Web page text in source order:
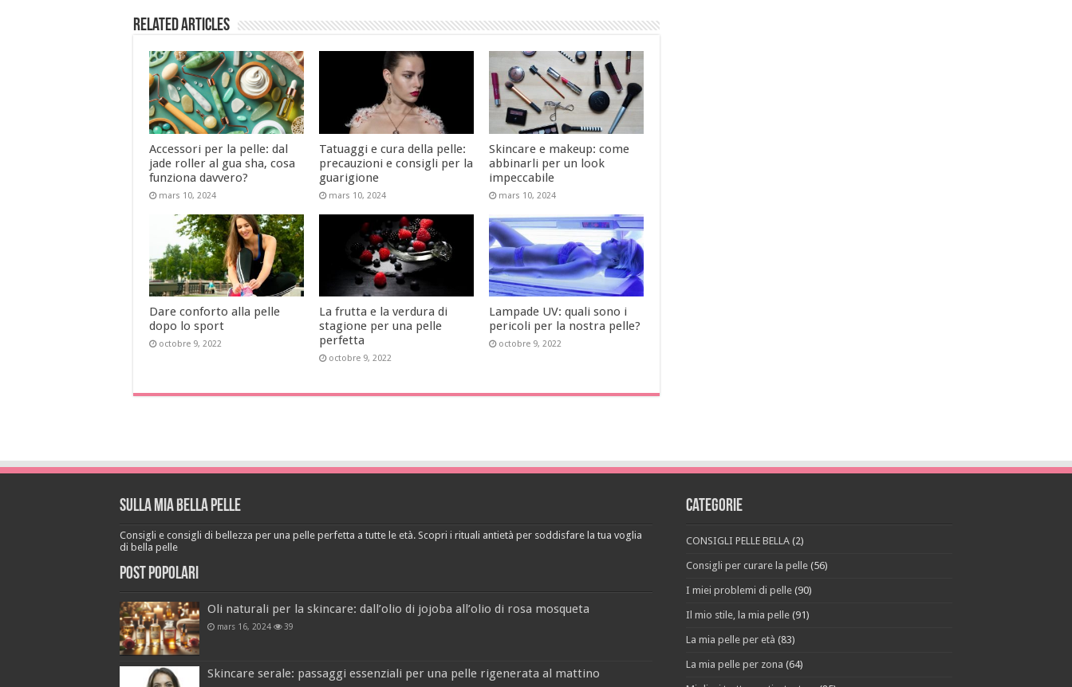
Related Articles
Accessori per la pelle: dal
jade roller al gua sha, cosa
funziona davvero?
mars 10, 2024
Tatuaggi e cura della pelle:
precauzioni e consigli per la
guarigione
mars 10, 2024
Skincare e makeup: come
abbinarli per un look
impeccabile
mars 10, 2024
Dare conforto alla pelle
dopo lo sport
octobre 9, 2022
La frutta e la verdura di
stagione per una pelle
perfetta
octobre 9, 2022
Lampade UV: quali sono i
pericoli per la nostra pelle?
octobre 9, 2022
Sulla mia bella pelle
Consigli e consigli di bellezza per una pelle perfetta a tutte le età. Scopri i rituali antietà per soddisfare la tua voglia
di bella pelle
Post popolari
Oli naturali per la skincare: dall’olio di jojoba all’olio di rosa mosqueta
mars 16, 2024 39
Skincare serale: passaggi essenziali per una pelle rigenerata al mattino
Categorie
CONSIGLI PELLE BELLA (2)
Consigli per curare la pelle (56)
I miei problemi di pelle (90)
Il mio stile, la mia pelle (91)
La mia pelle per età (83)
La mia pelle per zona (64)